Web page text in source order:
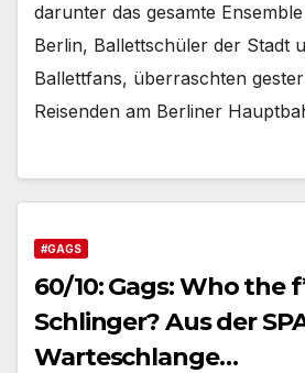
darunter das gesamte
Berlin, Ballettschüler der Stadt
Ballettfans, überraschten
Reisenden am Berliner
#GAGS
60/10: Gags: Who the
Schlinger? Aus der
Warteschlange…